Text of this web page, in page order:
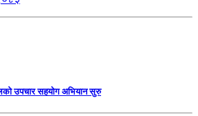
उपचार सहयोग अभियान सुरु